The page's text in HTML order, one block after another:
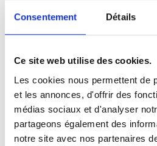
Consentement Détails
Ce site web utilise des cookies.
Les cookies nous permettent de
et les annonces, d'offrir des
médias sociaux et d'analyser
partageons également des
notre site avec nos partenaires
Code d'intégration
(copiez le
collez-le dans le html de votre
Langue de la vidéo:Swedish
English, German, French,